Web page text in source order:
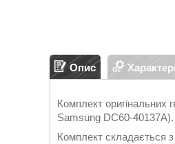
Опис
Комплект оригінальних
Samsung DC60-40137A).
Комплект складається з